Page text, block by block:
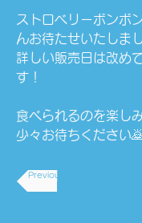
ストロベリーボンボ
んお待たせいたしま
詳しい販売日は改め
す！
食べられるのを楽し
少々お待ちください
Previous